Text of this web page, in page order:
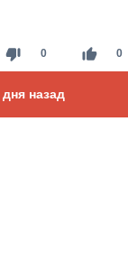
thumb_down 0 thumb_up 0
дня назад